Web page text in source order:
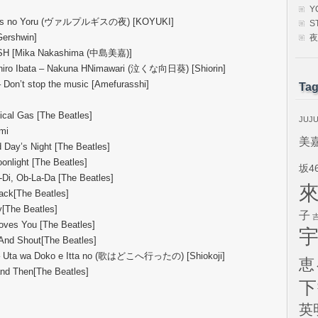
Yoru (ヴァルプルギスの夜) [KOYUKI]
[Mika Nakashima (中島美嘉)]
Ibata – Nakuna HNimawari (泣くな向日葵) [Shiorin]
stop the music [Amefurasshi]
Gas [The Beatles]
Night [The Beatles]
[The Beatles]
Ob-La-Da [The Beatles]
Beatles]
Beatles]
You [The Beatles]
Shout[The Beatles]
wa Doko e Itta no (歌はどこへ行ったの) [Shiokoji]
Then[The Beatles]
JUJU
美
坂
子
恵
英